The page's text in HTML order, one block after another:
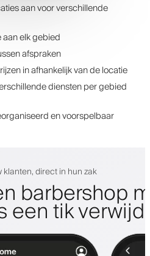
aan voor verschillende
elk gebied
afspraken
in afhankelijk van de locatie
diensten per gebied
en voorspelbaar
direct in hun zak
barbershop
een tik